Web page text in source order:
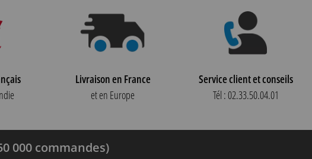
Livraison en France
et en Europe
Service client et conseils
Tél : 02.33.50.04.01
000 commandes)